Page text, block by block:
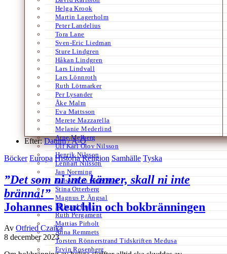
Helga Krook
Martin Lagerholm
Peter Landelius
Tora Lane
Sven-Eric Liedman
Sture Lindgren
Håkan Lindgren
Lars Lindvall
Lars Lönnroth
Ruth Lötmarker
Per Lysander
Åke Malm
Eva Mattsson
Merete Mazzarella
Melanie Mederlind
Arne Melberg
Ulf Karl Olov Nilsson
Henrik Nilsson
Lennart Nilsson
Jan Norming
Tidskriften Ord&Bild
Stina Otterberg
Magnus P. Ängsal
Milorad Pejic
Ruth Pergament
Mattias Pirholt
Anna Remmets
Torsten Rönnerstrand Tidskriften Medusa
Ervin Rosenberg
Efter:Datum /A-Ö
Böcker Europa Historia Religion Samhälle Tyska
”Det som ni inte känner, skall ni inte
bränna!”
Johannes Reuchlin och bokbränningen
Av Otfried Czaika
8 december 2023